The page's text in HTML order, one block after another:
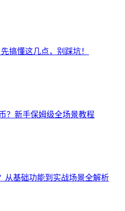
搞懂这几点，别踩坑！
？新手保姆级全场景教程
从基础功能到实战场景全解析